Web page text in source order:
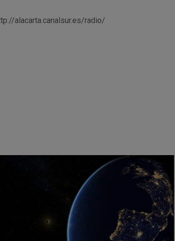
alacarta.canalsur.es/radio/